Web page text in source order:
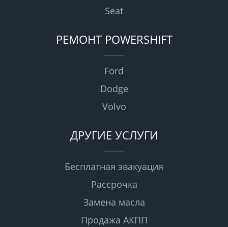
Seat
РЕМОНТ POWERSHIFT
Ford
Dodge
Volvo
ДРУГИЕ УСЛУГИ
Бесплатная эвакуация
Рассрочка
Замена масла
Продажа АКПП